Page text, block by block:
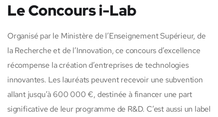
Le Concours i-Lab
Organisé par le Ministère de l’Enseignement Supérieur, de
la Recherche et de l’Innovation, ce concours d’excellence
récompense la création d’entreprises de technologies
innovantes. Les lauréats peuvent recevoir une subvention
allant jusqu’à 600 000 €, destinée à financer une part
significative de leur programme de R&D. C’est aussi un label